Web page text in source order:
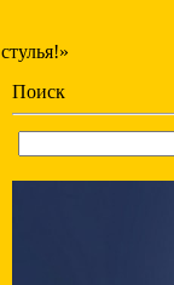
Поиск